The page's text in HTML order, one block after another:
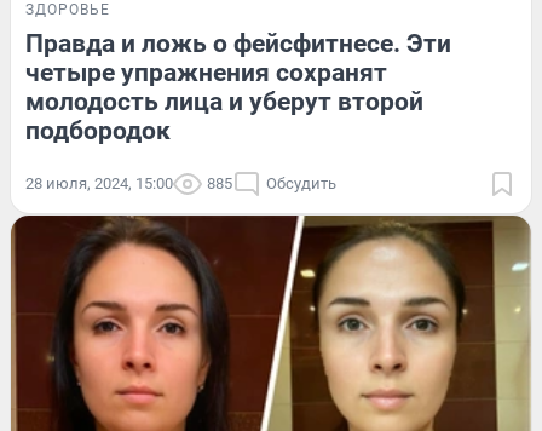
ЗДОРОВЬЕ
Правда и ложь о фейсфитнесе. Эти
четыре упражнения сохранят
молодость лица и уберут второй
подбородок
28 июля, 2024, 15:00 885 Обсудить